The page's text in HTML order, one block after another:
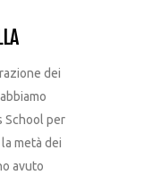
dei
School per
metà dei
avuto